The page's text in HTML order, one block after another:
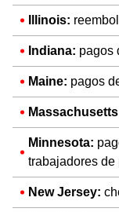
Illinois:
Indiana: pagos
Maine: pagos
Minnesota:
trabajadores
New Jersey: